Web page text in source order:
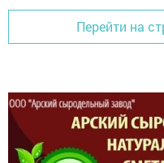
Перейти на